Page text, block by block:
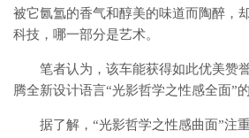
被它氤氲的香气和醇美的味道而陶醉，
科技，哪一部分是艺术。
笔者认为，该车能获得如此优美赞
腾全新设计语言“光影哲学之性感全面”的
据了解，“光影哲学之性感曲面”注